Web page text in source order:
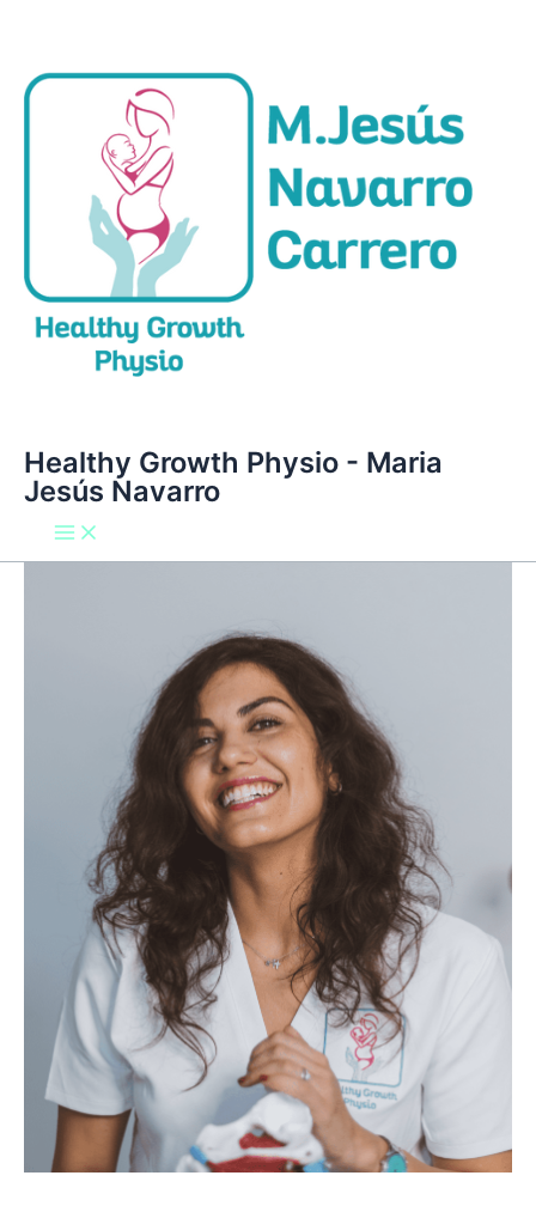
contenido
Healthy Growth Physio - Maria
Jesús Navarro